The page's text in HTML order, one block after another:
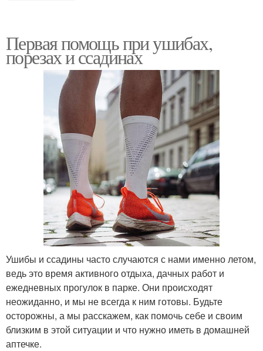
Первая помощь при ушибах,
порезах и ссадинах
Ушибы и ссадины часто случаются с нами именно летом,
ведь это время активного отдыха, дачных работ и
ежедневных прогулок в парке. Они происходят
неожиданно, и мы не всегда к ним готовы. Будьте
осторожны, а мы расскажем, как помочь себе и своим
близким в этой ситуации и что нужно иметь в домашней
аптечке.